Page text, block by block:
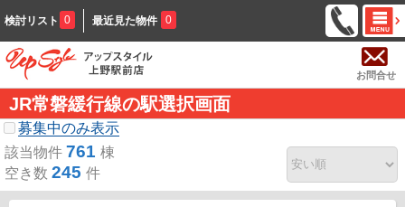
検討リスト 0 最近見た物件 0
お問合せ
JR常磐緩行線の駅選択画面
募集中のみ表示
該当物件 761 棟
空き数 245 件